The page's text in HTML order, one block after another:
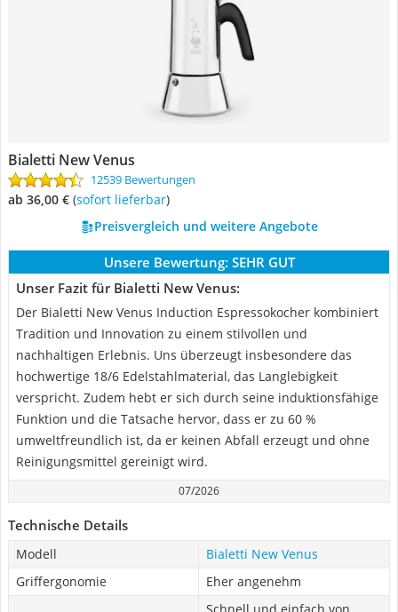
Bialetti New Venus
12539 Bewertungen
ab 36,00 € ( Sofort lieferbar)
Preisvergleich und weitere Angebote
Unsere Bewertung: SEHR GUT
Unser Fazit für Bialetti New Venus:
Der Bialetti New Venus Induction Espressokocher kombiniert
Tradition und Innovation zu einem stilvollen und
nachhaltigen Erlebnis. Uns überzeugt insbesondere das
hochwertige 18/6 Edelstahlmaterial, das Langlebigkeit
verspricht. Zudem hebt er sich durch seine induktionsfähige
Funktion und die Tatsache hervor, dass er zu 60 %
umweltfreundlich ist, da er keinen Abfall erzeugt und ohne
Reinigungsmittel gereinigt wird.
07/2026
Technische Details
Modell
Bialetti New Venus
Griffergonomie
Eher angenehm